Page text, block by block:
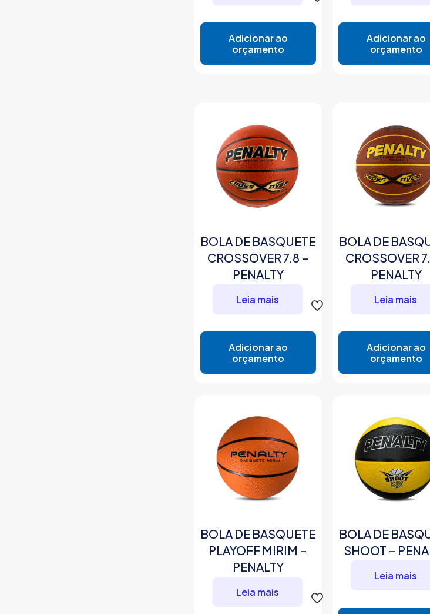
Adicionar ao
orçamento
Adicionar ao
orçamento
BOLA DE BASQUETE
CROSSOVER 7.8 –
PENALTY
Leia mais
Adicionar ao
orçamento
BOLA DE
CROSSOVER
PENALTY
Leia mais
Adicionar ao
orçamento
BOLA DE BASQUETE
PLAYOFF MIRIM –
PENALTY
Leia mais
BOLA DE
SHOOT –
Leia mais